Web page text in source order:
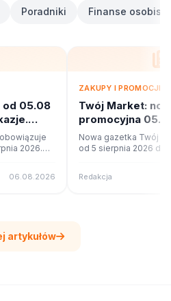
Poradniki Finanse osobiste
od 05.08
2026.
06.08.2026
ZAKUPY I PROMOCJE
Twój Market:
promocyjna
Co w ofercie?
Nowa gazetka Twój
od 5 sierpnia 2026 do
Redakcja
artykułów